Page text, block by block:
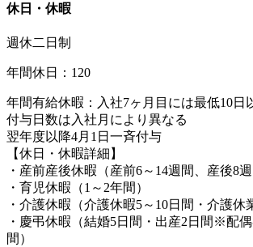
休日・休暇
週休二日制
年間休日：120
年間有給休暇：入社7ヶ月目には最低10日
付与日数は入社月により異なる
翌年度以降4月1日一斉付与
【休日・休暇詳細】
・産前産後休暇（産前6～14週間、産後8週
・育児休暇（1～2年間）
・介護休暇（介護休暇5～10日間・介護休
・慶弔休暇（結婚5日間・出産2日間※配
間）